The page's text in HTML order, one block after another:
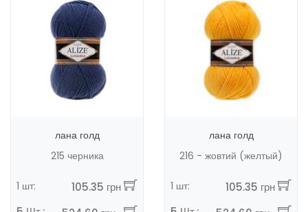
лана голд
215 черника
1 шт:
105.35 грн
лана голд
216 - жовтий (желтый)
1 шт:
105.35 грн